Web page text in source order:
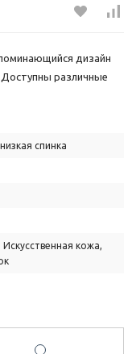
дизайн
различные
спинка
кожа,